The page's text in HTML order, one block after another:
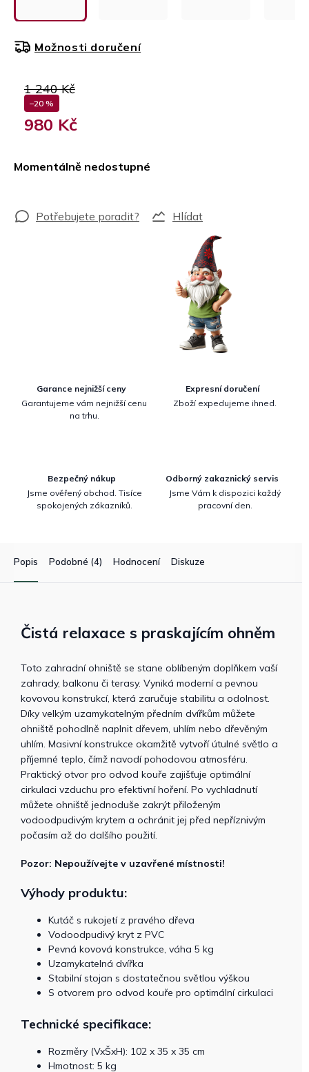
1 240 Kč
–20 %
980 Kč
Momentálně nedostupné
Možnosti doručení
Hlídat
Garance nejnižší ceny
Garantujeme vám nejnižší cenu
na trhu.
Expresní doručení
Zboží expedujeme ihned.
Bezpečný nákup
Jsme ověřený obchod. Tisíce
spokojených zákazníků.
Odborný zakaznický servis
Jsme Vám k dispozici každý
pracovní den.
Popis Podobné (4) Hodnocení Diskuze
Čistá relaxace s praskajícím ohněm
Toto zahradní ohniště se stane oblíbeným doplňkem vaší
zahrady, balkonu či terasy. Vyniká moderní a pevnou
kovovou konstrukcí, která zaručuje stabilitu a odolnost.
Díky velkým uzamykatelným předním dvířkům můžete
ohniště pohodlně naplnit dřevem, uhlím nebo dřevěným
uhlím. Masivní konstrukce okamžitě vytvoří útulné světlo a
příjemné teplo, čímž navodí pohodovou atmosféru.
Praktický otvor pro odvod kouře zajišťuje optimální
cirkulaci vzduchu pro efektivní hoření. Po vychladnutí
můžete ohniště jednoduše zakrýt přiloženým
vodoodpudivým krytem a ochránit jej před nepříznivým
počasím až do dalšího použití.
Pozor: Nepoužívejte v uzavřené místnosti!
Výhody produktu:
Kutáč s rukojetí z pravého dřeva
Vodoodpudivý kryt z PVC
Pevná kovová konstrukce, váha 5 kg
Uzamykatelná dvířka
Stabilní stojan s dostatečnou světlou výškou
S otvorem pro odvod kouře pro optimální cirkulaci
Technické specifikace:
Rozměry (VxŠxH): 102 x 35 x 35 cm
Hmotnost: 5 kg